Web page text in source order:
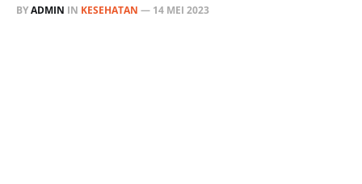
BYADMIN IN KESEHATAN — 14 MEI 2023